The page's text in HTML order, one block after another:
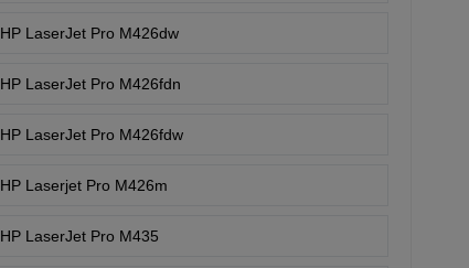
HP LaserJet Pro M426dw
HP LaserJet Pro M426fdn
HP LaserJet Pro M426fdw
HP Laserjet Pro M426m
HP LaserJet Pro M435